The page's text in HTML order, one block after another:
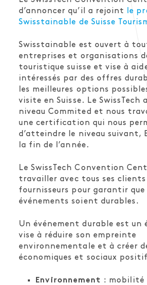
d’annoncer qu’il a rejoint
le
Swisstainable de Suisse
Swisstainable est ouvert à
entreprises et organisations
touristique suisse et vise à
intéressés par des offres
les meilleures options
visite en Suisse. Le SwissTech
niveau Commited et nous
une certification qui nous
d’atteindre le niveau suivant,
la fin de l’année.
Le SwissTech Convention
travailler avec tous ses
fournisseurs pour garantir que
événements soient durables.
Un événement durable est un
vise à réduire son empreinte
environnementale et à créer
économiques et sociaux
Environnement : mobilité